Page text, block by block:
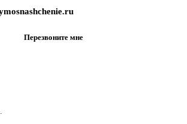
Перезвоните мне